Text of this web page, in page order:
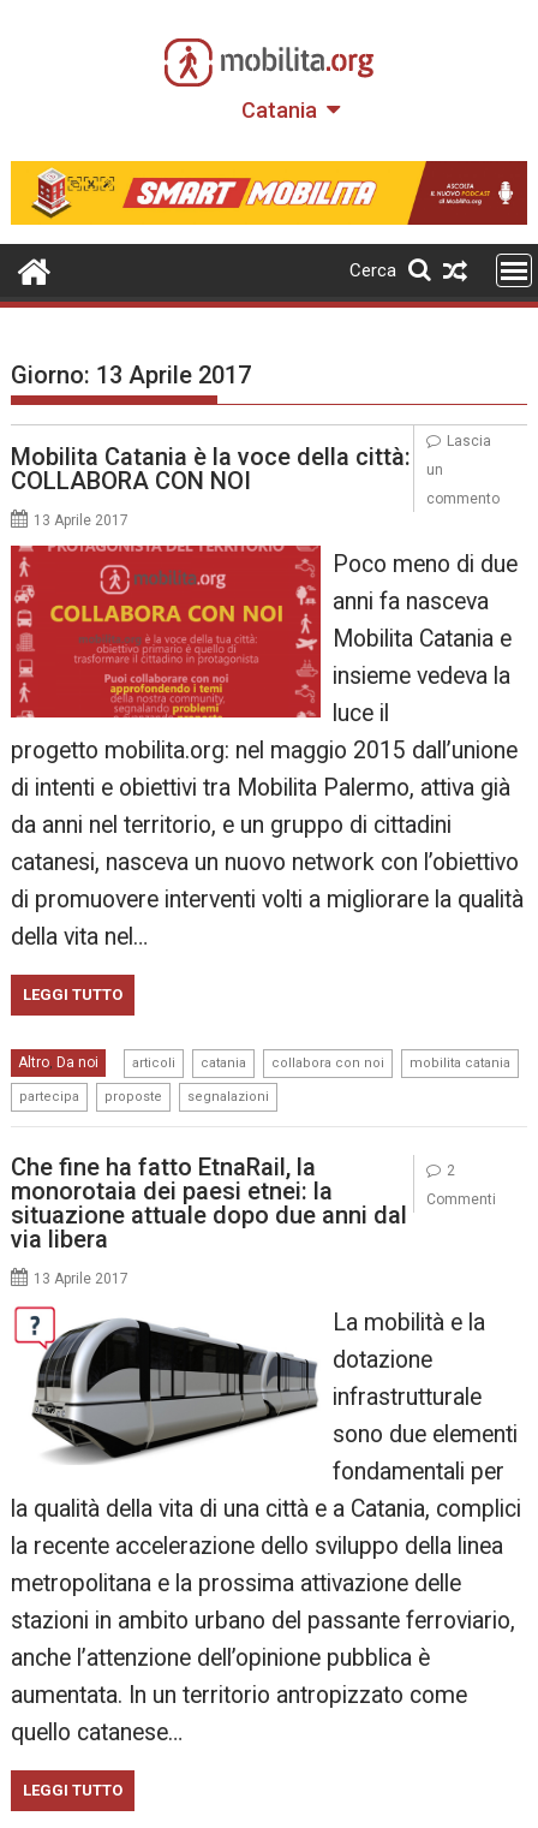
Catania
Cerca
Giorno: 13 Aprile 2017
Mobilita Catania è la voce della città:
COLLABORA CON NOI
13 Aprile 2017
Poco meno di due
anni fa nasceva
Mobilita Catania e
insieme vedeva la
luce il
progetto mobilita.org: nel maggio 2015 dall’unione
di intenti e obiettivi tra Mobilita Palermo, attiva già
da anni nel territorio, e un gruppo di cittadini
catanesi, nasceva un nuovo network con l’obiettivo
di promuovere interventi volti a migliorare la qualità
della vita nel…
LEGGI TUTTO
Altro, Da noi articoli catania collabora con noi mobilita catania
partecipa proposte segnalazioni
Lascia
un
commento
Che fine ha fatto EtnaRail, la
monorotaia dei paesi etnei: la
situazione attuale dopo due anni dal
via libera
13 Aprile 2017
La mobilità e la
dotazione
infrastrutturale
sono due elementi
fondamentali per
la qualità della vita di una città e a Catania, complici
la recente accelerazione dello sviluppo della linea
metropolitana e la prossima attivazione delle
stazioni in ambito urbano del passante ferroviario,
anche l’attenzione dell’opinione pubblica è
aumentata. In un territorio antropizzato come
quello catanese…
LEGGI TUTTO
2
Commenti